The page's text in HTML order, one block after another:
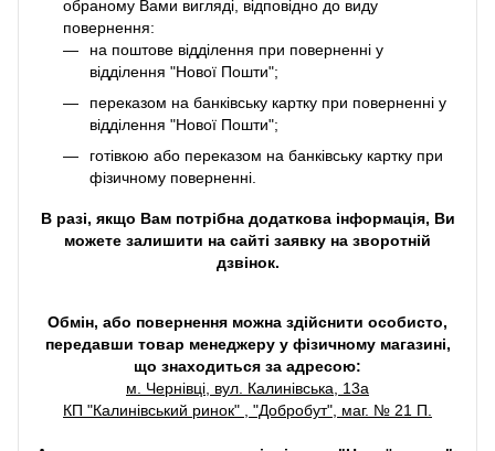
обраному Вами вигляді, відповідно до виду
повернення:
на поштове відділення при поверненні у
відділення "Нової Пошти";
переказом на банківську картку при поверненні у
відділення "Нової Пошти";
готівкою або переказом на банківську картку при
фізичному поверненні.
В разі, якщо Вам потрібна додаткова інформація, Ви
можете залишити на сайті заявку на зворотній
дзвінок.
Обмін, або повернення можна здійснити особисто,
передавши товар менеджеру у фізичному магазині,
що знаходиться за адресою:
м. Чернівці, вул. Калинівська, 13а
КП "Калинівський ринок" , "Добробут", маг. № 21 П.